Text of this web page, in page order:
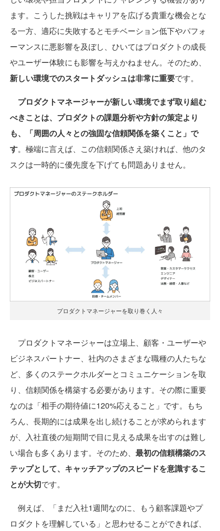
ます。こうした挑戦はキャリアを広げる貴重な機会とな
る一方、適応に失敗するとモチベーション低下やパフォ
ーマンスに悪影響を及ぼし、ひいてはプロダクトの成長
やユーザー体験にも影響を与えかねません。そのため、
新しい環境でのスタートダッシュは非常に重要です。
プロダクトマネージャーが新しい環境でまず取り組む
べきことは、プロダクトの課題分析や方針の策定より
も、「周囲の人々との強固な信頼関係を築くこと」で
す。極端に言えば、この信頼関係さえ築ければ、他のタ
スクは一時的に優先度を下げても問題ありません。
プロダクトマネージャーを取り巻く人々
プロダクトマネージャーは立場上、顧客・ユーザーや
ビジネスパートナー、社内のさまざまな職種の人たちな
ど、多くのステークホルダーとコミュニケーションを取
り、信頼関係を構築する必要があります。その際に重要
なのは「相手の期待値に120%応えること」です。もち
ろん、長期的には成果を出し続けることが求められます
が、入社直後の短期間で目に見える成果を出すのは難し
い場合も多くあります。そのため、 最初の信頼構築のス
テップとして、キャッチアップのスピードを意識するこ
とが大切です。
例えば、「まだ入社1週間なのに、もう顧客課題やプ
ロダクトを理解している」と思わせることができれば、